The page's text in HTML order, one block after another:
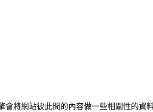
將網站彼此間的內容做一些相關性的資